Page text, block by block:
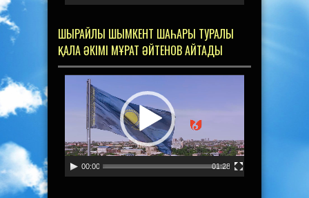
ШЫРАЙЛЫ ШЫМКЕНТ ШАҺАРЫ ТУРАЛЫ
ҚАЛА ӘКІМІ МҰРАТ ӘЙТЕНОВ АЙТАДЫ
Видеоплеер
00:00 01:28